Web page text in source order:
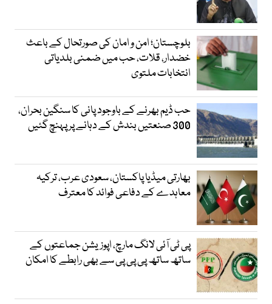
بلوچستان؛ امن و امان کی صورتحال کے باعث
خضدار، قلات، حب میں ضمنی بلدیاتی
انتخابات ملتوی
حب ڈیم بھرنے کے باوجود پانی کا سنگین بحران،
300 صنعتیں بندش کے دہانے پر پہنچ گئیں
بھارتی میڈیا پاکستان، سعودی عرب، ترکیہ
معاہدے کے دفاعی فوائد کا معترف
پی ٹی آئی لانگ مارچ، اپوزیشن جماعتوں کے
ساتھ ساتھ پی پی پی سے بھی رابطے کا امکان